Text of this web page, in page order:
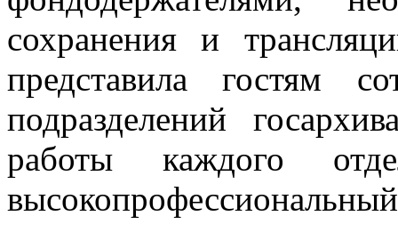
сохранения и
представила гостям
подразделений
работы каждого